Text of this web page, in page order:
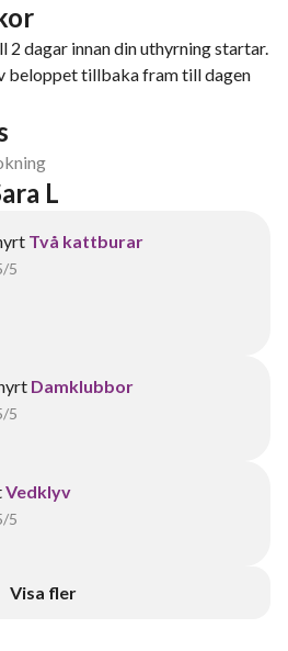
dagar innan din uthyrning startar.
beloppet tillbaka fram till dagen
L
Två kattburar
/5
Damklubbor
/5
Vedklyv
/5
Visa fler